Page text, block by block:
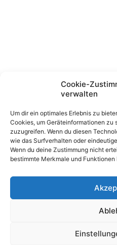
Cookie-
verwalten
Um dir ein optimales Erlebnis zu
Cookies, um Geräteinformationen zu
zuzugreifen. Wenn du diesen
wie das Surfverhalten oder
Wenn du deine Zustimmung nicht
bestimmte Merkmale und
von Tanja